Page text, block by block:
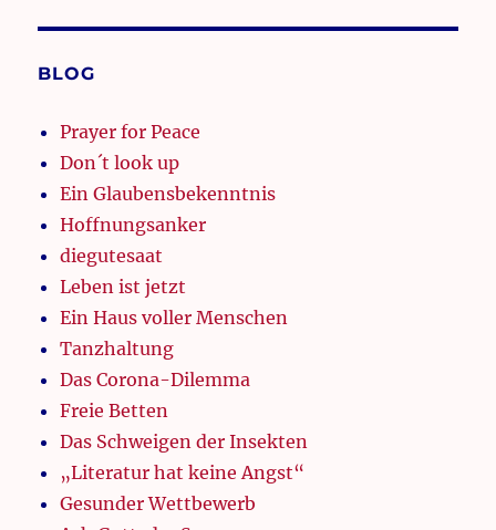
BLOG
Prayer for Peace
Don´t look up
Ein Glaubensbekenntnis
Hoffnungsanker
diegutesaat
Leben ist jetzt
Ein Haus voller Menschen
Tanzhaltung
Das Corona-Dilemma
Freie Betten
Das Schweigen der Insekten
„Literatur hat keine Angst“
Gesunder Wettbewerb